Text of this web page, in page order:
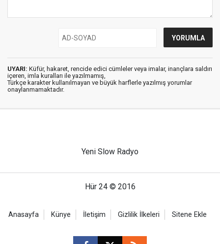
UYARI: Küfür, hakaret, rencide edici cümleler veya imalar, inançlara saldırı
içeren, imla kuralları ile yazılmamış,
Türkçe karakter kullanılmayan ve büyük harflerle yazılmış yorumlar
onaylanmamaktadır.
Yeni Slow Radyo
Hür 24 © 2016
Anasayfa Künye İletişim Gizlilik İlkeleri Sitene Ekle